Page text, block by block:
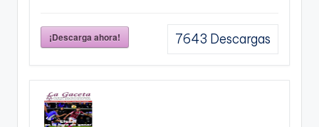
¡Descarga ahora! 7643 Descargas